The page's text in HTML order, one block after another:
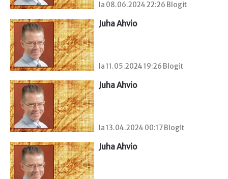
la 08.06.2024 22:26 Blogit
Juha Ahvio
la 11.05.2024 19:26 Blogit
Juha Ahvio
la 13.04.2024 00:17 Blogit
Juha Ahvio